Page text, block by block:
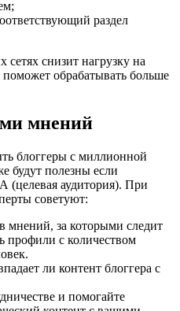
раздел
снизит нагрузку на
обрабатывать больше
мнений
блоггеры с миллионной
будут полезны если
(целевая аудитория). При
советуют:
мнений, за которыми следит
с количеством
ли контент блоггера с
и помогайте